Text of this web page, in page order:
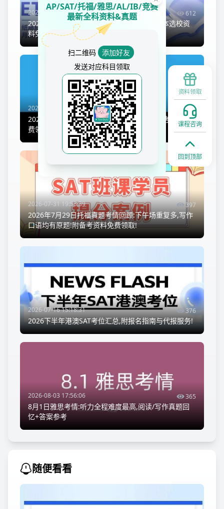
2026-07-18 16:39:17 612
2026托福纸质成绩单停发,电子凭证效力+美本选校资
料免费领取!
2026-07-17 15:09:07 426
2026机考SAT报名全流程指南,步骤详解附备考资料免
费领取!
2026-07-31 19:53:39 397
2026年7月29日托福真题考情回顾:下午场重复多,写作
口语均有原题!附备考资料免费领取!
2026-07-16 15:18:31 376
2026下半年港澳SAT考位汇总,附报名指南与代报服务!
2026-08-03 17:56:06 365
8月1日雅思考情:听力全程难度最高,阅读/写作真题回
忆+答案参考
随便看看
资料领取
课程咨询
回到顶部
AP/SAT/托福/雅思/AL/IB/竞赛
最新全科资料&真题
扫二维码
添加好友
发送对应科目领取